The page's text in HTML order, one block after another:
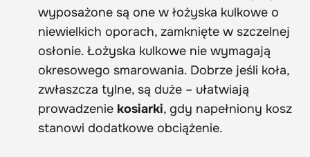
wyposażone są one w łożyska kulkowe o
niewielkich oporach, zamknięte w szczelnej
osłonie. Łożyska kulkowe nie wymagają
okresowego smarowania. Dobrze jeśli koła,
zwłaszcza tylne, są duże – ułatwiają
prowadzenie kosiarki, gdy napełniony kosz
stanowi dodatkowe obciążenie.